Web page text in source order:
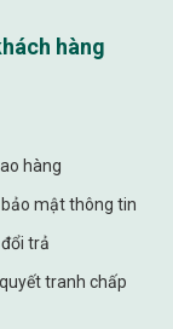
hàng
hàng
mật thông tin
trả
tranh chấp